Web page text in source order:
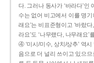
다. 그러나 동사가 ‘바라다’인
수는 없어 비고에서 이를 명기
래요’는 비표준형이고 ‘바랐
라요’도 ‘나무랬다, 나무래요’
④ ‘미시/미수, 상치/상추’ 역
음으로 더 널리 쓰이고 있으므